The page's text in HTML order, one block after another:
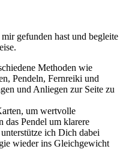
gefunden hast und begleite
Methoden wie
Pendeln, Fernreiki und
und Anliegen zur Seite zu
um wertvolle
das Pendel um klarere
ich Dich dabei
wieder ins Gleichgewicht